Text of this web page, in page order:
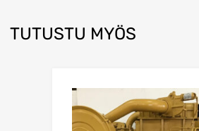
TUTUSTU MYÖS